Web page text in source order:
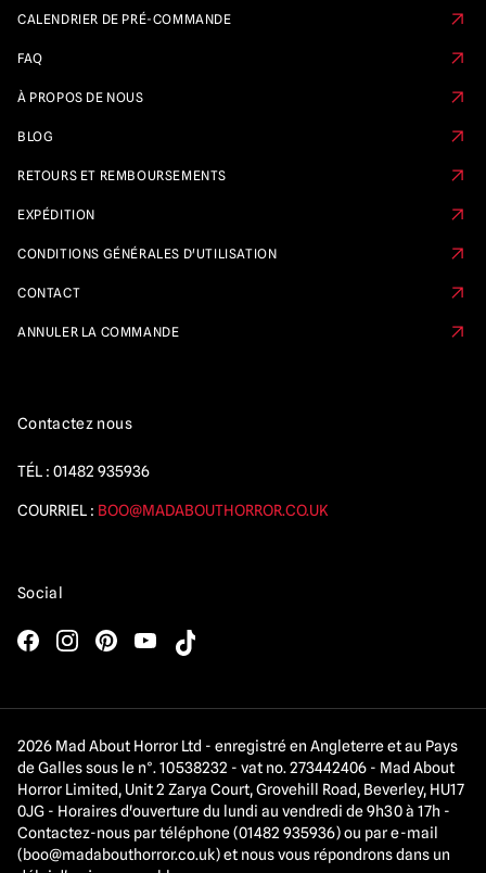
CALENDRIER DE PRÉ-COMMANDE
FAQ
À PROPOS DE NOUS
BLOG
RETOURS ET REMBOURSEMENTS
EXPÉDITION
CONDITIONS GÉNÉRALES D'UTILISATION
CONTACT
ANNULER LA COMMANDE
Contactez nous
TÉL : 01482 935936
COURRIEL : BOO@MADABOUTHORROR.CO.UK
Social
2026 Mad About Horror Ltd - enregistré en Angleterre et au Pays
de Galles sous le n°. 10538232 - vat no. 273442406 - Mad About
Horror Limited, Unit 2 Zarya Court, Grovehill Road, Beverley, HU17
0JG - Horaires d'ouverture du lundi au vendredi de 9h30 à 17h -
Contactez-nous par téléphone (01482 935936) ou par e-mail
(boo@madabouthorror.co.uk) et nous vous répondrons dans un